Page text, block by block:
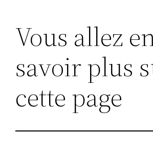
Vous allez
savoir plus
cette page